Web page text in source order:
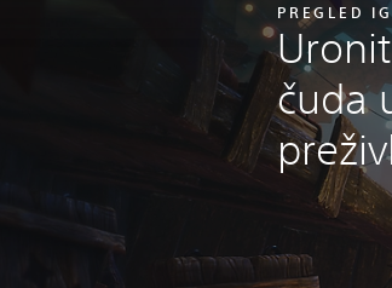
PREGLED
čuda